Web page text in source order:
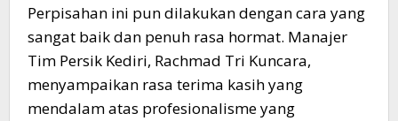
​Perpisahan ini pun dilakukan dengan cara yang
sangat baik dan penuh rasa hormat. Manajer
Tim Persik Kediri, Rachmad Tri Kuncara,
menyampaikan rasa terima kasih yang
mendalam atas profesionalisme yang